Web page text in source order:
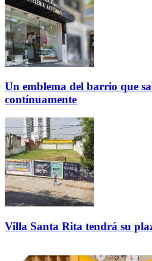
Un emblema del barrio que
contínuamente
Villa Santa Rita tendrá su